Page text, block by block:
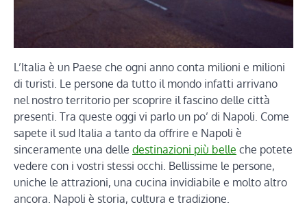
L’Italia è un Paese che ogni anno conta milioni e milioni
di turisti. Le persone da tutto il mondo infatti arrivano
nel nostro territorio per scoprire il fascino delle città
presenti. Tra queste oggi vi parlo un po’ di Napoli. Come
sapete il sud Italia a tanto da offrire e Napoli è
sinceramente una delle destinazioni più belle che potete
vedere con i vostri stessi occhi. Bellissime le persone,
uniche le attrazioni, una cucina invidiabile e molto altro
ancora. Napoli è storia, cultura e tradizione.